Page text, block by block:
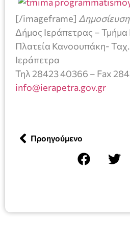
[/imageframe]
Δήμος Ιεράπετρας –
Πλατεία Κανοουπάκη-
Ιεράπετρα
Τηλ 28423 40366 – Fax
info@ierapetra.gov.gr
Προηγούμενο